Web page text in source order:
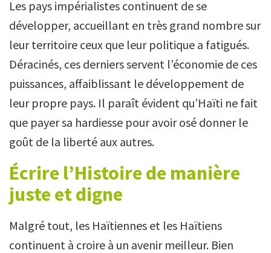
Les pays impérialistes continuent de se
développer, accueillant en très grand nombre sur
leur territoire ceux que leur politique a fatigués.
Déracinés, ces derniers servent l’économie de ces
puissances, affaiblissant le développement de
leur propre pays. Il paraît évident qu’Haïti ne fait
que payer sa hardiesse pour avoir osé donner le
goût de la liberté aux autres.
Écrire l’Histoire de manière
juste et digne
Malgré tout, les Haïtiennes et les Haïtiens
continuent à croire à un avenir meilleur. Bien